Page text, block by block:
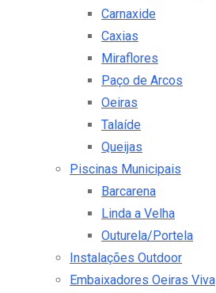
Carnaxide
Caxias
Miraflores
Paço de Arcos
Oeiras
Talaíde
Queijas
Piscinas Municipais
Barcarena
Linda a Velha
Outurela/Portela
Instalações Outdoor
Embaixadores Oeiras Viva